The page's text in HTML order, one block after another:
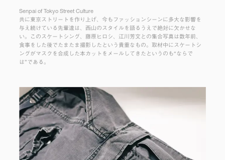
Senpai of Tokyo Street Culture
共に東京ストリートを作り上げ、今もファッションシーンに多大な影響を
与え続けている先輩達は、西山のスタイルを語るうえで絶対に欠かせな
い。このスケートシング、藤原ヒロシ、江川芳文との集合写真は数年前、
食事をした後でたまたま撮影したという貴重なもの。取材中にスケートシ
ングがマスクを合成した本カットをメールしてきたというのも“ならで
は”である。